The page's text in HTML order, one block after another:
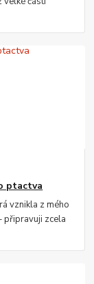
ptactva
vznikla z mého
připravuji zcela